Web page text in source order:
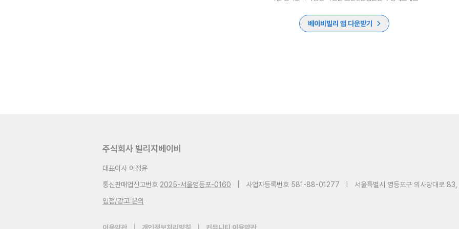
베이비빌리 앱 다운받기
주식회사 빌리지베이비
대표이사 이정윤
통신판매업신고번호 2025-서울영등포-0160 사업자등록번호 581-88-01277
서울특별시 영등포구 의사당대로
입점/광고 문의
이용약관 개인정보처리방침 커뮤니티 이용약관